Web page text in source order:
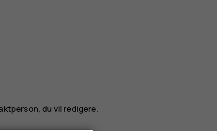
du vil redigere.